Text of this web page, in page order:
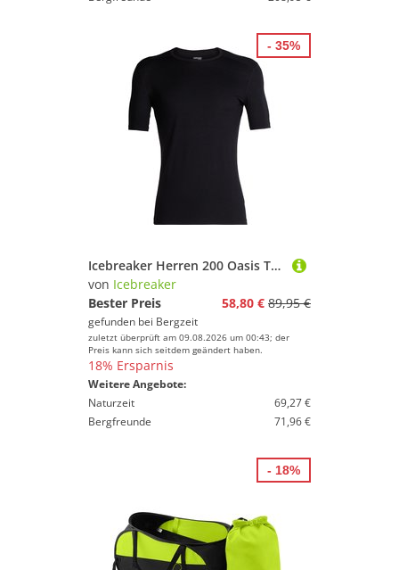
Icebreaker Herren 200 Oasis T-Shirt
von Icebreaker
Bester Preis
58,80 € 89,95 €
gefunden bei Bergzeit
zuletzt überprüft am 09.08.2026 um 00:43; der
Preis kann sich seitdem geändert haben.
18% Ersparnis
Weitere Angebote:
Naturzeit
69,27 €
Bergfreunde
71,96 €
- 35%
- 18%